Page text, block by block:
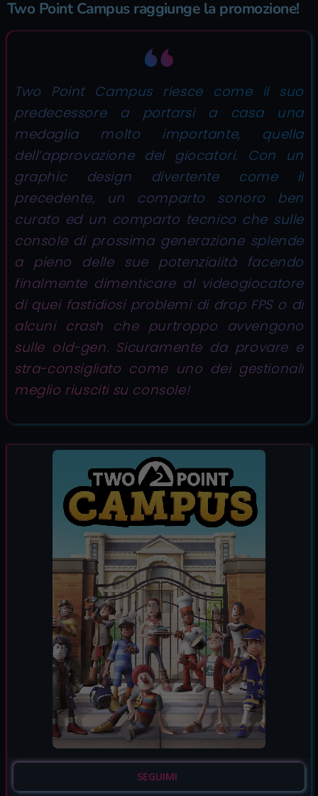
Two Point Campus raggiunge la promozione!
Two Point Campus riesce come il suo
predecessore a portarsi a casa una
medaglia molto importante, quella
dell’approvazione dei giocatori. Con un
graphic design divertente come il
precedente, un comparto sonoro ben
curato ed un comparto tecnico che sulle
console di prossima generazione splende
a pieno delle sue potenzialità facendo
finalmente dimenticare al videogiocatore
di quei fastidiosi problemi di drop FPS o di
alcuni crash che purtroppo avvengono
sulle old-gen. Sicuramente da provare e
stra-consigliato come uno dei gestionali
meglio riusciti su console!
SEGUIMI